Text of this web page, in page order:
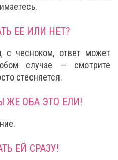
ЕЁ ИЛИ НЕТ?
с чесноком, ответ может
случае — смотрите
стесняется.
ЖЕ ОБА ЭТО ЕЛИ!
ЕЙ СРАЗУ!